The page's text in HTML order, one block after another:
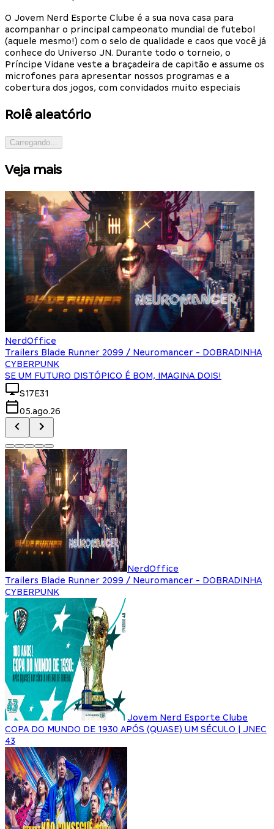
O Jovem Nerd Esporte Clube é a sua nova casa para
acompanhar o principal campeonato mundial de futebol
(aquele mesmo!) com o selo de qualidade e caos que você já
conhece do Universo JN. Durante todo o torneio, o
Príncipe Vidane veste a braçadeira de capitão e assume os
microfones para apresentar nossos programas e a
cobertura dos jogos, com convidados muito especiais
Rolê aleatório
Carregando...
Veja mais
NerdOffice
Trailers Blade Runner 2099 / Neuromancer - DOBRADINHA
CYBERPUNK
SE UM FUTURO DISTÓPICO É BOM, IMAGINA DOIS!
S17E31
05.ago.26
NerdOffice
Trailers Blade Runner 2099 / Neuromancer - DOBRADINHA
CYBERPUNK
Jovem Nerd Esporte Clube
COPA DO MUNDO DE 1930 APÓS (QUASE) UM SÉCULO | JNEC
43